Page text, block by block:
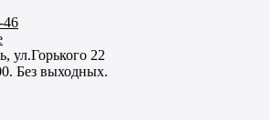
46
ул.Горького 22
Без выходных.